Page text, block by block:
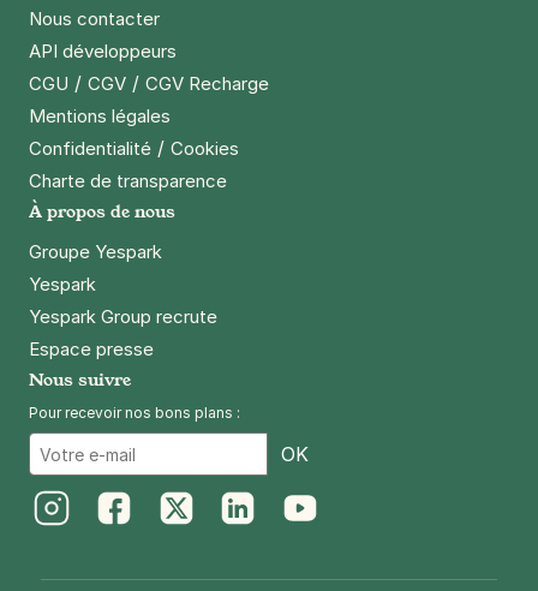
Nous contacter
API développeurs
CGU / CGV / CGV Recharge
Mentions légales
Confidentialité / Cookies
Charte de transparence
À propos de nous
Groupe Yespark
Yespark
Yespark Group recrute
Espace presse
Nous suivre
Pour recevoir nos bons plans :
OK